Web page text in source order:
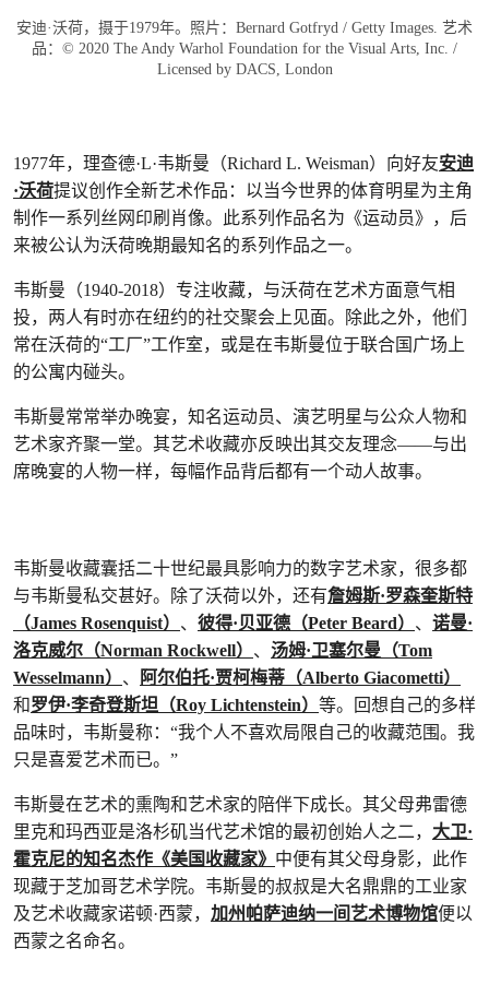
安迪·沃荷，摄于1979年。照片：Bernard Gotfryd / Getty Images. 艺术
品：© 2020 The Andy Warhol Foundation for the Visual Arts, Inc. /
Licensed by DACS, London
1977年，理查德·L·韦斯曼（Richard L. Weisman）向好友安迪
·沃荷提议创作全新艺术作品：以当今世界的体育明星为主角
制作一系列丝网印刷肖像。此系列作品名为《运动员》，后
来被公认为沃荷晚期最知名的系列作品之一。
韦斯曼（1940-2018）专注收藏，与沃荷在艺术方面意气相
投，两人有时亦在纽约的社交聚会上见面。除此之外，他们
常在沃荷的“工厂”工作室，或是在韦斯曼位于联合国广场上
的公寓内碰头。
韦斯曼常常举办晚宴，知名运动员、演艺明星与公众人物和
艺术家齐聚一堂。其艺术收藏亦反映出其交友理念——与出
席晚宴的人物一样，每幅作品背后都有一个动人故事。
韦斯曼收藏囊括二十世纪最具影响力的数字艺术家，很多都
与韦斯曼私交甚好。除了沃荷以外，还有詹姆斯·罗森奎斯特
（James Rosenquist） 、 彼得·贝亚德（Peter Beard） 、 诺曼·
洛克威尔（Norman Rockwell） 、 汤姆·卫塞尔曼（Tom
Wesselmann） 、
阿尔伯托·贾柯梅蒂（Alberto Giacometti）
和罗伊·李奇登斯坦（Roy Lichtenstein） 等。回想自己的多样
品味时，韦斯曼称：“我个人不喜欢局限自己的收藏范围。我
只是喜爱艺术而已。”
韦斯曼在艺术的熏陶和艺术家的陪伴下成长。其父母弗雷德
里克和玛西亚是洛杉矶当代艺术馆的最初创始人之二， 大卫·
霍克尼的知名杰作《美国收藏家》 中便有其父母身影，此作
现藏于芝加哥艺术学院。韦斯曼的叔叔是大名鼎鼎的工业家
及艺术收藏家诺顿·西蒙， 加州帕萨迪纳一间艺术博物馆便以
西蒙之名命名。